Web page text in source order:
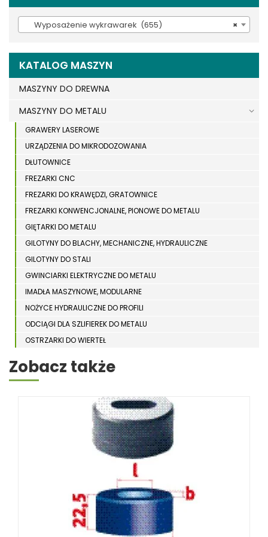
×
Wyposażenie wykrawarek (655)
KATALOG MASZYN
MASZYNY DO DREWNA
MASZYNY DO METALU
GRAWERY LASEROWE
URZĄDZENIA DO MIKRODOZOWANIA
DŁUTOWNICE
FREZARKI CNC
FREZARKI DO KRAWĘDZI, GRATOWNICE
FREZARKI KONWENCJONALNE, PIONOWE DO METALU
GIĘTARKI DO METALU
GILOTYNY DO BLACHY, MECHANICZNE, HYDRAULICZNE
GILOTYNY DO STALI
GWINCIARKI ELEKTRYCZNE DO METALU
IMADŁA MASZYNOWE, MODULARNE
NOŻYCE HYDRAULICZNE DO PROFILI
ODCIĄGI DLA SZLIFIEREK DO METALU
OSTRZARKI DO WIERTEŁ
PIŁY TAŚMOWE DO METALU
PRASY DO OBRÓBKI PLASTYCZNEJ METALU
SZLIFIERKI DO METALU, PŁASZCZYZN
TOKARKI CNC
URZĄDZENIA WIELOCZYNNOŚCIOWE
WALCARKI DO BLACHY
Zobacz także